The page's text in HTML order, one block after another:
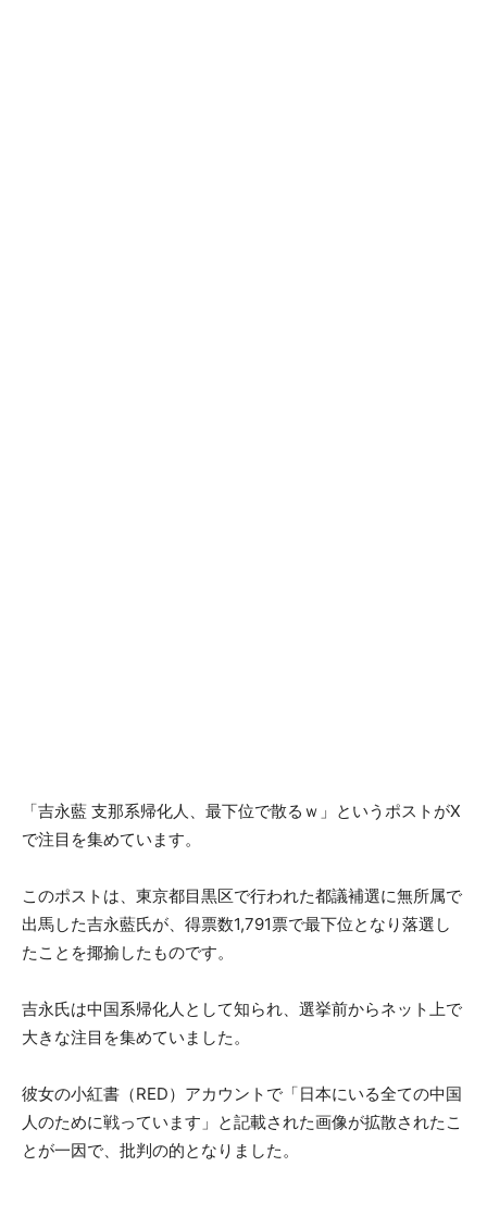
「吉永藍 支那系帰化人、最下位で散るｗ」というポストがX
で注目を集めています。
このポストは、東京都目黒区で行われた都議補選に無所属で
出馬した吉永藍氏が、得票数1,791票で最下位となり落選し
たことを揶揄したものです。
吉永氏は中国系帰化人として知られ、選挙前からネット上で
大きな注目を集めていました。
彼女の小紅書（RED）アカウントで「日本にいる全ての中国
人のために戦っています」と記載された画像が拡散されたこ
とが一因で、批判の的となりました。